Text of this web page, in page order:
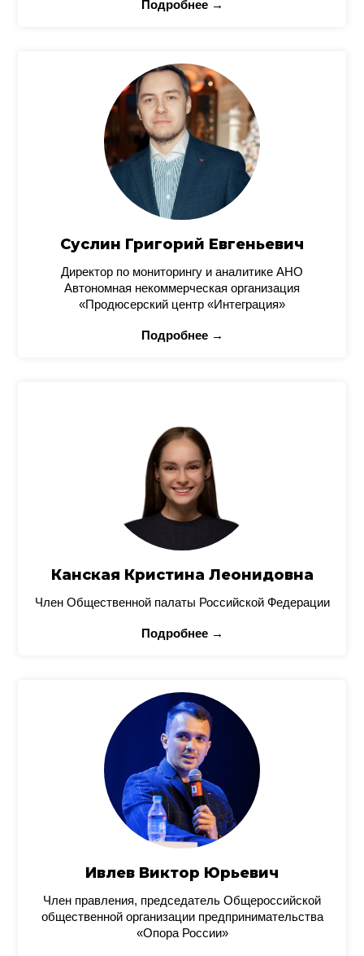
Подробнее →
Суслин Григорий Евгеньевич
Директор по мониторингу и аналитике АНО
Автономная некоммерческая организация
«Продюсерский центр «Интеграция»
Подробнее →
Канская Кристина Леонидовна
Член Общественной палаты Российской Федерации
Подробнее →
Ивлев Виктор Юрьевич
Член правления, председатель Общероссийской
общественной организации предпринимательства
«Опора России»